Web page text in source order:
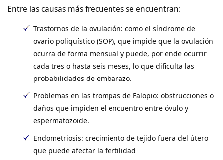
Entre las causas más frecuentes se encuentran:
Trastornos de la ovulación: como el síndrome de
ovario poliquístico (SOP), que impide que la ovulación
ocurra de forma mensual y puede, por ende ocurrir
cada tres o hasta seis meses, lo que dificulta las
probabilidades de embarazo.
Problemas en las trompas de Falopio: obstrucciones o
daños que impiden el encuentro entre óvulo y
espermatozoide.
Endometriosis: crecimiento de tejido fuera del útero
que puede afectar la fertilidad